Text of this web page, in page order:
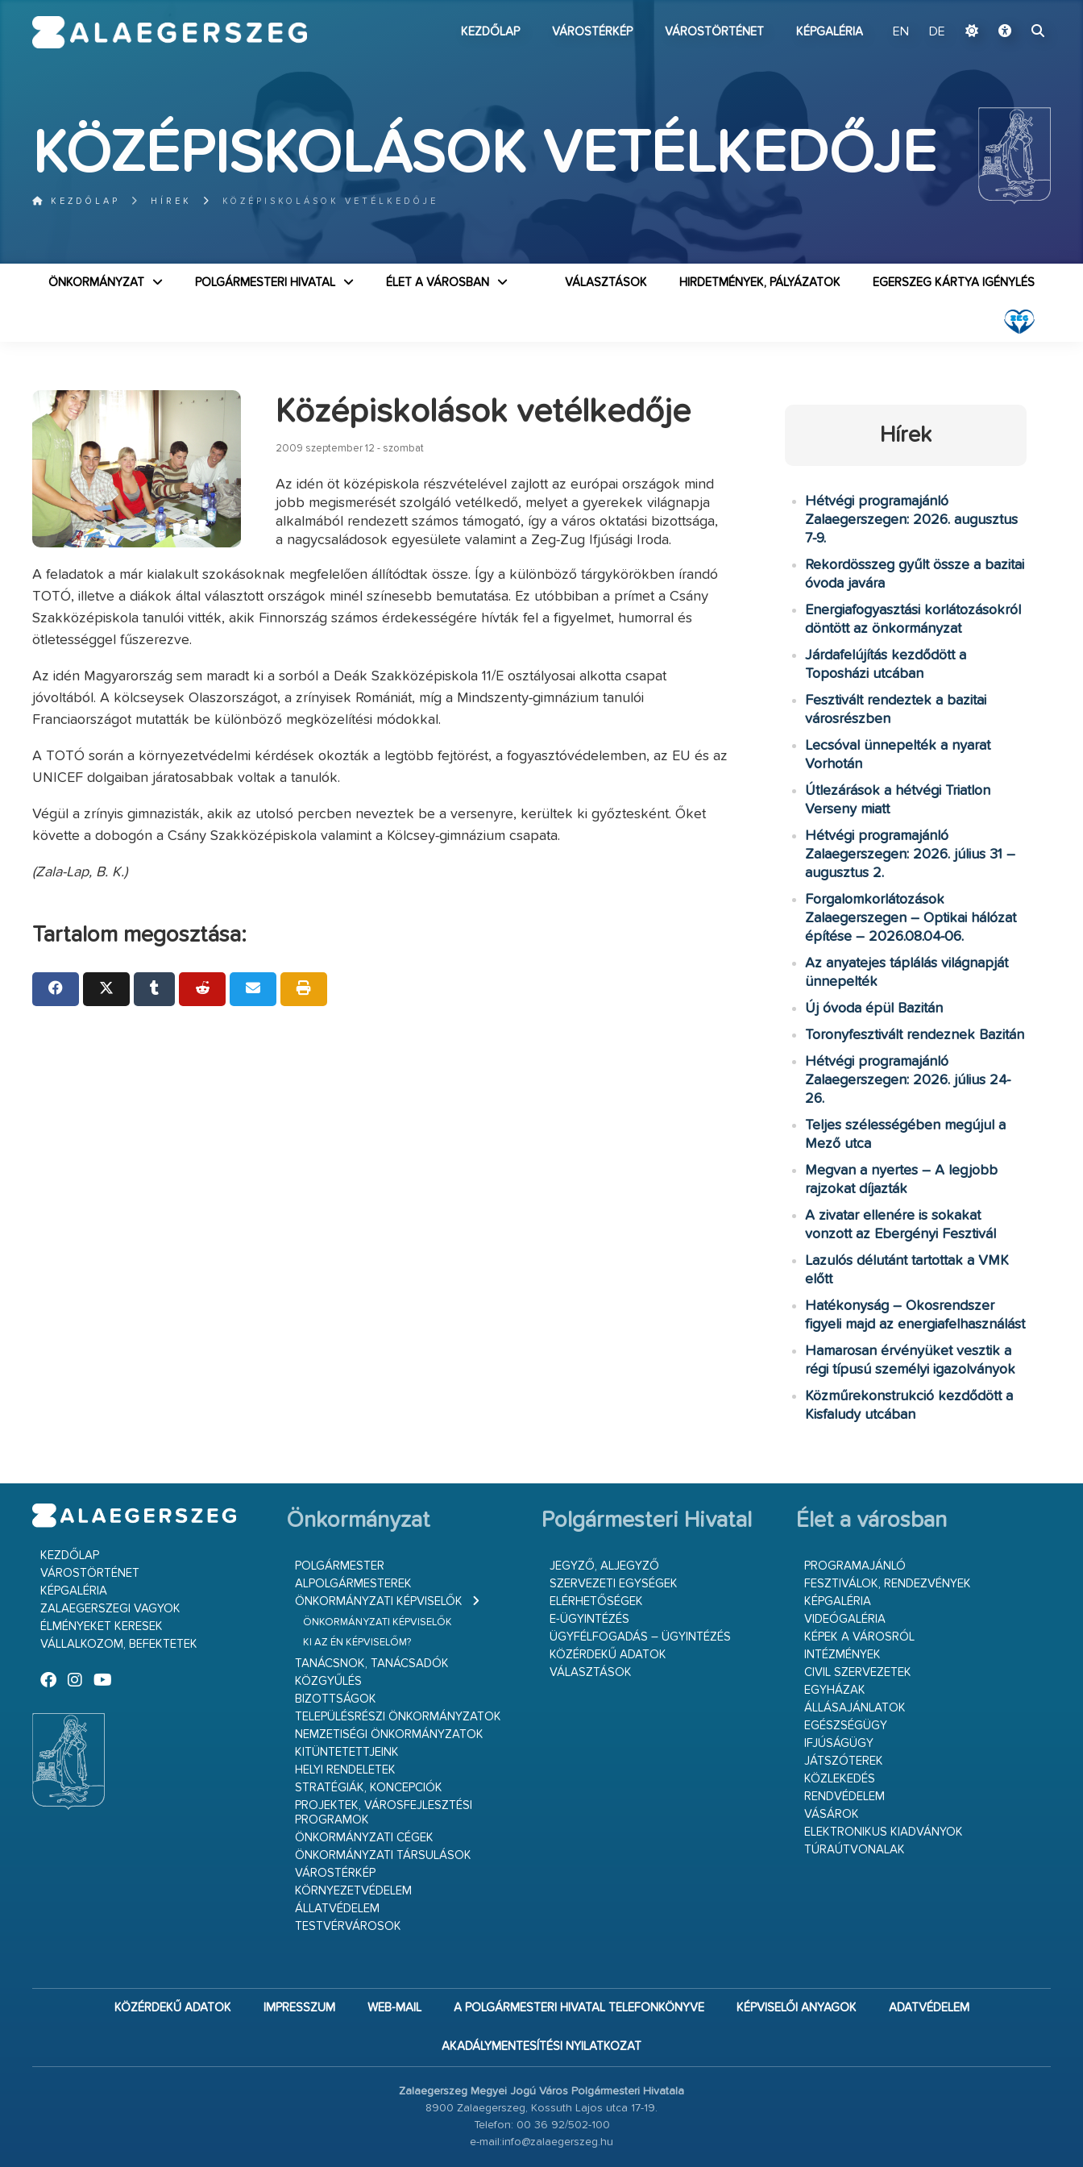
KEZDŐLAP VÁROSTÉRKÉP VÁROSTÖRTÉNET KÉPGALÉRIA EN DE
KÖZÉPISKOLÁSOK VETÉLKEDŐJE
KEZDŐLAP HÍREK KÖZÉPISKOLÁSOK VETÉLKEDŐJE
ÖNKORMÁNYZAT POLGÁRMESTERI HIVATAL ÉLET A VÁROSBAN EGERSZEG KÁRTYA IGÉNYLÉS
HIRDETMÉNYEK, PÁLYÁZATOK
VÁLASZTÁSOK
Középiskolások vetélkedője
2009 szeptember 12 - szombat
Az idén öt középiskola részvételével zajlott az európai országok mind
jobb megismerését szolgáló vetélkedő, melyet a gyerekek világnapja
alkalmából rendezett számos támogató, így a város oktatási bizottsága,
a nagycsaládosok egyesülete valamint a Zeg-Zug Ifjúsági Iroda.
A feladatok a már kialakult szokásoknak megfelelően állítódtak össze. Így a különböző tárgykörökben írandó
TOTÓ, illetve a diákok által választott országok minél színesebb bemutatása. Ez utóbbiban a prímet a Csány
Szakközépiskola tanulói vitték, akik Finnország számos érdekességére hívták fel a figyelmet, humorral és
ötletességgel fűszerezve.
Az idén Magyarország sem maradt ki a sorból a Deák Szakközépiskola 11/E osztályosai alkotta csapat
jóvoltából. A kölcseysek Olaszországot, a zrínyisek Romániát, míg a Mindszenty-gimnázium tanulói
Franciaországot mutatták be különböző megközelítési módokkal.
A TOTÓ során a környezetvédelmi kérdések okozták a legtöbb fejtörést, a fogyasztóvédelemben, az EU és az
UNICEF dolgaiban járatosabbak voltak a tanulók.
Végül a zrínyis gimnazisták, akik az utolsó percben neveztek be a versenyre, kerültek ki győztesként. Őket
követte a dobogón a Csány Szakközépiskola valamint a Kölcsey-gimnázium csapata.
(Zala-Lap, B. K.)
Tartalom megosztása:
Hírek
Hétvégi programajánló
Zalaegerszegen: 2026. augusztus
7-9.
Rekordösszeg gyűlt össze a bazitai
óvoda javára
Energiafogyasztási korlátozásokról
döntött az önkormányzat
Járdafelújítás kezdődött a
Toposházi utcában
Fesztivált rendeztek a bazitai
városrészben
Lecsóval ünnepelték a nyarat
Vorhotán
Útlezárások a hétvégi Triatlon
Verseny miatt
Hétvégi programajánló
Zalaegerszegen: 2026. július 31 –
augusztus 2.
Forgalomkorlátozások
Zalaegerszegen – Optikai hálózat
építése – 2026.08.04-06.
Az anyatejes táplálás világnapját
ünnepelték
Új óvoda épül Bazitán
Toronyfesztivált rendeznek Bazitán
Hétvégi programajánló
Zalaegerszegen: 2026. július 24-
26.
Teljes szélességében megújul a
Mező utca
Megvan a nyertes – A legjobb
rajzokat díjazták
A zivatar ellenére is sokakat
vonzott az Ebergényi Fesztivál
Lazulós délutánt tartottak a VMK
előtt
Hatékonyság – Okosrendszer
figyeli majd az energiafelhasználást
Hamarosan érvényüket vesztik a
régi típusú személyi igazolványok
Közműrekonstrukció kezdődött a
Kisfaludy utcában
KEZDŐLAP
VÁROSTÖRTÉNET
KÉPGALÉRIA
ZALAEGERSZEGI VAGYOK
ÉLMÉNYEKET KERESEK
VÁLLALKOZOM, BEFEKTETEK
Önkormányzat
POLGÁRMESTER
ALPOLGÁRMESTEREK
ÖNKORMÁNYZATI KÉPVISELŐK
ÖNKORMÁNYZATI KÉPVISELŐK
KI AZ ÉN KÉPVISELŐM?
TANÁCSNOK, TANÁCSADÓK
KÖZGYŰLÉS
BIZOTTSÁGOK
TELEPÜLÉSRÉSZI ÖNKORMÁNYZATOK
NEMZETISÉGI ÖNKORMÁNYZATOK
KITÜNTETETTJEINK
HELYI RENDELETEK
STRATÉGIÁK, KONCEPCIÓK
PROJEKTEK, VÁROSFEJLESZTÉSI
PROGRAMOK
ÖNKORMÁNYZATI CÉGEK
ÖNKORMÁNYZATI TÁRSULÁSOK
VÁROSTÉRKÉP
KÖRNYEZETVÉDELEM
ÁLLATVÉDELEM
TESTVÉRVÁROSOK
Polgármesteri Hivatal
JEGYZŐ, ALJEGYZŐ
SZERVEZETI EGYSÉGEK
ELÉRHETŐSÉGEK
E-ÜGYINTÉZÉS
ÜGYFÉLFOGADÁS – ÜGYINTÉZÉS
KÖZÉRDEKŰ ADATOK
VÁLASZTÁSOK
Élet a városban
PROGRAMAJÁNLÓ
FESZTIVÁLOK, RENDEZVÉNYEK
KÉPGALÉRIA
VIDEÓGALÉRIA
KÉPEK A VÁROSRÓL
INTÉZMÉNYEK
CIVIL SZERVEZETEK
EGYHÁZAK
ÁLLÁSAJÁNLATOK
EGÉSZSÉGÜGY
IFJÚSÁGÜGY
JÁTSZÓTEREK
KÖZLEKEDÉS
RENDVÉDELEM
VÁSÁROK
ELEKTRONIKUS KIADVÁNYOK
TÚRAÚTVONALAK
KÖZÉRDEKŰ ADATOK IMPRESSZUM WEB-MAIL A POLGÁRMESTERI HIVATAL TELEFONKÖNYVE KÉPVISELŐI ANYAGOK ADATVÉDELEM
AKADÁLYMENTESÍTÉSI NYILATKOZAT
Zalaegerszeg Megyei Jogú Város Polgármesteri Hivatala
8900 Zalaegerszeg, Kossuth Lajos utca 17-19.
Telefon: 00 36 92/502-100
e-mail:info@zalaegerszeg.hu